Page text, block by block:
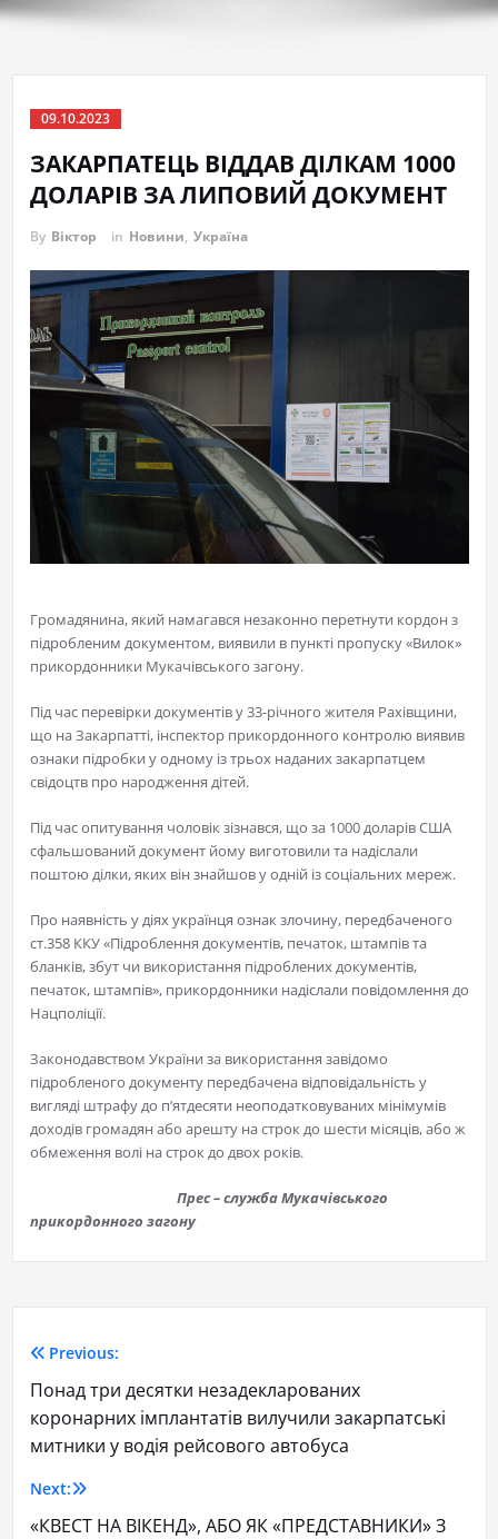
09.10.2023
ЗАКАРПАТЕЦЬ ВІДДАВ ДІЛКАМ 1000
ДОЛАРІВ ЗА ЛИПОВИЙ ДОКУМЕНТ
By Віктор in Новини, Україна
Громадянина, який намагався незаконно перетнути кордон з
підробленим документом, виявили в пункті пропуску «Вилок»
прикордонники Мукачівського загону.
Під час перевірки документів у 33-річного жителя Рахівщини,
що на Закарпатті, інспектор прикордонного контролю виявив
ознаки підробки у одному із трьох наданих закарпатцем
свідоцтв про народження дітей.
Під час опитування чоловік зізнався, що за 1000 доларів США
сфальшований документ йому виготовили та надіслали
поштою ділки, яких він знайшов у одній із соціальних мереж.
Про наявність у діях українця ознак злочину, передбаченого
ст.358 ККУ «Підроблення документів, печаток, штампів та
бланків, збут чи використання підроблених документів,
печаток, штампів», прикордонники надіслали повідомлення до
Нацполіції.
Законодавством України за використання завідомо
підробленого документу передбачена відповідальність у
вигляді штрафу до п’ятдесяти неоподатковуваних мінімумів
доходів громадян або арешту на строк до шести місяців, або ж
обмеження волі на строк до двох років.
Прес – служба Мукачівського
прикордонного загону
Previous:
Понад три десятки незадекларованих
коронарних імплантатів вилучили закарпатські
митники у водія рейсового автобуса
Next:
«КВЕСТ НА ВІКЕНД», АБО ЯК «ПРЕДСТАВНИКИ» З